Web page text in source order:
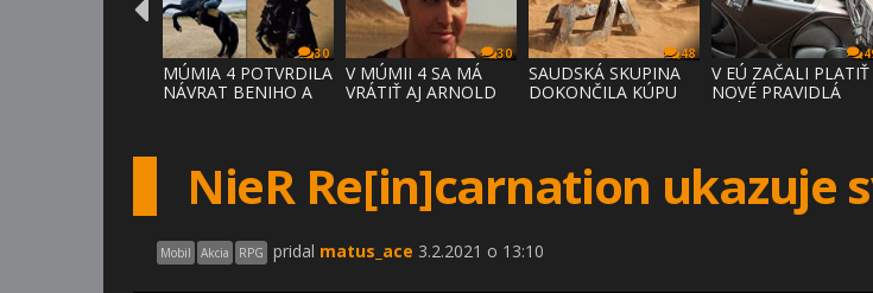
30
MÚMIA 4 POTVRDILA
NÁVRAT BENIHO A
30
V MÚMII 4 SA MÁ
VRÁTIŤ AJ ARNOLD
48
SAUDSKÁ SKUPINA
DOKONČILA KÚPU
V EÚ ZAČALI PLATIŤ
NOVÉ PRAVIDLÁ
NieR Re[in]carnation ukazuje
Mobil Akcia RPG pridal matus_ace 3.2.2021 o 13:10